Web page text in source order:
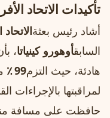
تأكيدات الاتحاد
أشاد رئيس بعثة
السابقأوهورو كينياتا،
هادئة، حيث التزم99 ٪
لمراقبتها بالإجراءات
حافظت على مسافة